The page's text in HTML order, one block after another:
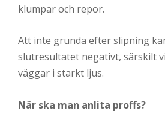
klumpar och repor.
Att inte grunda efter slipning
slutresultatet negativt, särskilt
väggar i starkt ljus.
När ska man anlita proffs?